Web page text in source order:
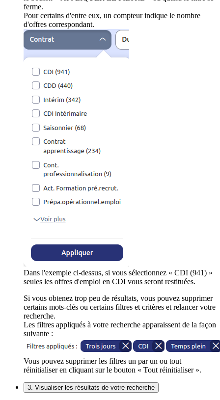
ferme.
Pour certains d'entre eux, un compteur indique le nombre
d'offres correspondant.
Dans l'exemple ci-dessus, si vous sélectionnez « CDI (941) »
seules les offres d'emploi en CDI vous seront restituées.
Si vous obtenez trop peu de résultats, vous pouvez supprimer
certains mots-clés ou certains filtres et critères et relancer votre
recherche.
Les filtres appliqués à votre recherche apparaissent de la façon
suivante :
Vous pouvez supprimer les filtres un par un ou tout
réinitialiser en cliquant sur le bouton « Tout réinitialiser ».
3. Visualiser les résultats de votre recherche